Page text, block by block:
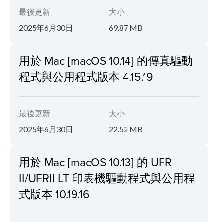
最後更新
2025年6月30日
大小
69.87 MB
用於 Mac [macOS 10.14] 的傳真驅動
程式與公用程式版本 4.15.19
最後更新
2025年6月30日
大小
22.52 MB
用於 Mac [macOS 10.13] 的 UFR
II/UFRII LT 印表機驅動程式與公用程
式版本 10.19.16